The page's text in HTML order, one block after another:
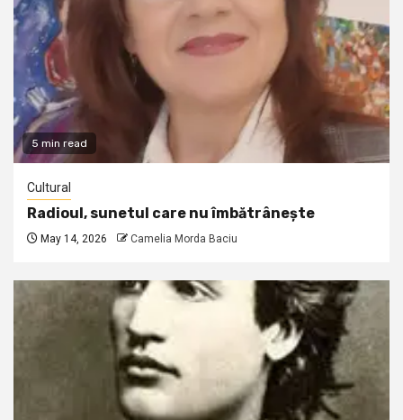
5 min read
Cultural
Radioul, sunetul care nu îmbătrânește
May 14, 2026 Camelia Morda Baciu